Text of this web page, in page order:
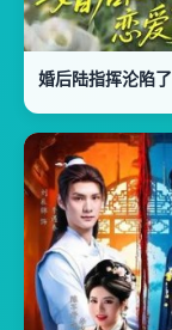
婚后陆指挥沦陷了